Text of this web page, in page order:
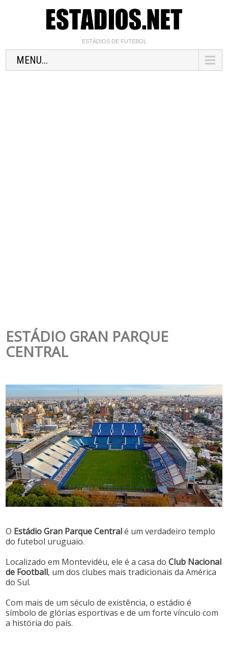
ESTÁDIOS DE FUTEBOL
MENU...
ESTÁDIO GRAN PARQUE
CENTRAL
O Estádio Gran Parque Centralé um verdadeiro templo
do futebol uruguaio.
Localizado em Montevidéu, ele é a casa doClub Nacional
de Football, um dos clubes mais tradicionais da América
do Sul.
Com mais de um século de existência, o estádio é
símbolo de glórias esportivas e de um forte vínculo com
a história do país.